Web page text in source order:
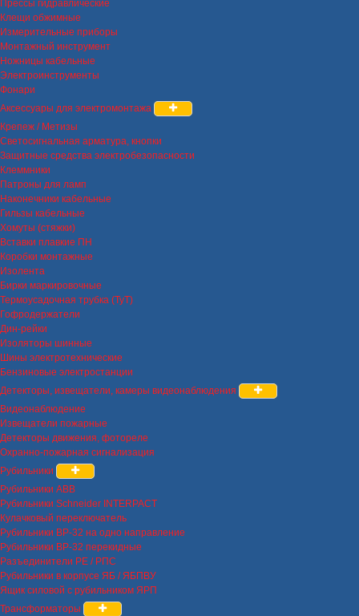
Прессы гидравлические
Клещи обжимные
Измерительные приборы
Монтажный инструмент
Ножницы кабельные
Электроинструменты
Фонари
Аксессуары для электромонтажа
Крепеж / Метизы
Светосигнальная арматура, кнопки
Защитные средства электробезопасности
Клеммники
Патроны для ламп
Наконечники кабельные
Гильзы кабельные
Хомуты (стяжки)
Вставки плавкие ПН
Коробки монтажные
Изолента
Бирки маркировочные
Термоусадочная трубка (ТуТ)
Гофродержатели
Дин-рейки
Изоляторы шинные
Шины электротехнические
Бензиновые электростанции
Детекторы, извещатели, камеры видеонаблюдения
Видеонаблюдение
Извещатели пожарные
Детекторы движения, фотореле
Охранно-пожарная сигнализация
Рубильники
Рубильники ABB
Рубильники Schneider INTERPACT
Кулачковый переключатель
Рубильники ВР-32 на одно направление
Рубильники ВР-32 перекидные
Разъединители РЕ / РПС
Рубильники в корпусе ЯБ / ЯБПВУ
Ящик силовой с рубильником ЯРП
Трансформаторы